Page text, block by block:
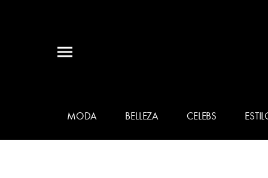
MODA BELLEZA CELEBS